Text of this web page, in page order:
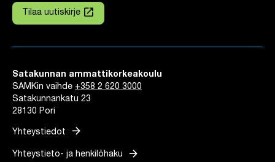
Tilaa uutiskirje
Linkki avautuu uuteen välilehteen
launch
Satakunnan ammattikorkeakoulu
SAMKin vaihde +358 2 620 3000
Satakunnankatu 23
28130 Pori
Yhteystiedot arrow_forward
Yhteystieto- ja henkilöhaku arrow_forward